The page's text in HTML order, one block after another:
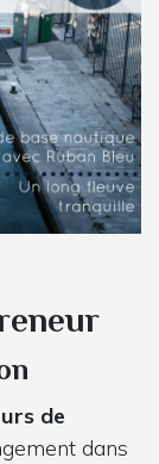
de
dans